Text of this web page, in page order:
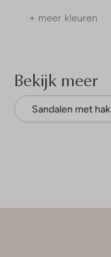
+ meer kleuren
Bekijk meer
Sandalen met hak